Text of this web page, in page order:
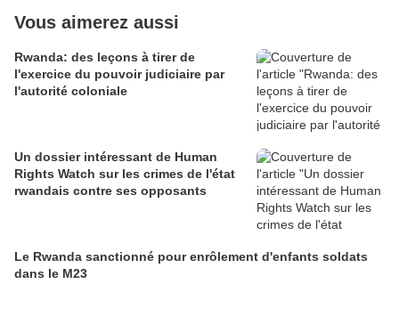
Vous aimerez aussi
Rwanda: des leçons à tirer de
l'exercice du pouvoir judiciaire par
l'autorité coloniale
Un dossier intéressant de Human
Rights Watch sur les crimes de l'état
rwandais contre ses opposants
Le Rwanda sanctionné pour enrôlement d'enfants soldats
dans le M23